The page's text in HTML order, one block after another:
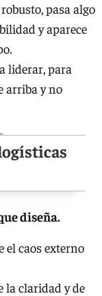
pasa algo
y aparece
liderar, para
arriba y no
diseña.
el caos externo
la claridad y de